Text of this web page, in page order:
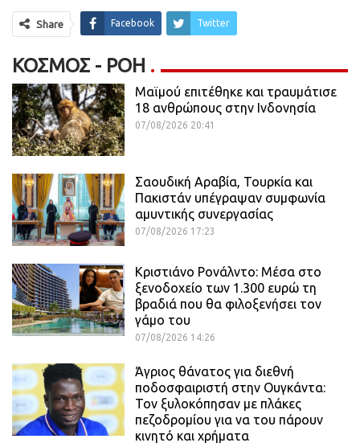
Share Facebook Twitter
ΚΌΣΜΟΣ - ΡΟΗ
Μαϊμού επιτέθηκε και τραυμάτισε
18 ανθρώπους στην Ινδονησία
07/08/2026 20:41
Σαουδική Αραβία, Τουρκία και
Πακιστάν υπέγραψαν συμφωνία
αμυντικής συνεργασίας
07/08/2026 17:23
Κριστιάνο Ρονάλντο: Μέσα στο
ξενοδοχείο των 1.300 ευρώ τη
βραδιά που θα φιλοξενήσει τον
γάμο του
07/08/2026 14:26
Άγριος θάνατος για διεθνή
ποδοσφαιριστή στην Ουγκάντα:
Τον ξυλοκόπησαν με πλάκες
πεζοδρομίου για να του πάρουν
κινητό και χρήματα